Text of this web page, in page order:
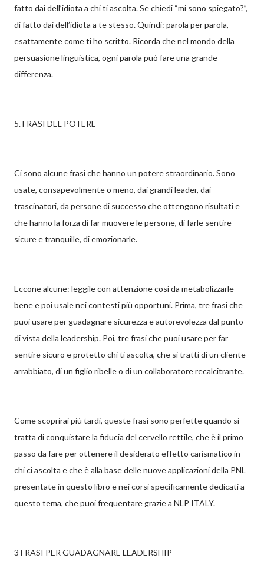
fatto dai dell’idiota a chi ti ascolta. Se chiedi “mi sono spiegato?”,
di fatto dai dell’idiota a te stesso. Quindi: parola per parola,
esattamente come ti ho scritto. Ricorda che nel mondo della
persuasione linguistica, ogni parola può fare una grande
differenza.
5. FRASI DEL POTERE
Ci sono alcune frasi che hanno un potere straordinario. Sono
usate, consapevolmente o meno, dai grandi leader, dai
trascinatori, da persone di successo che ottengono risultati e
che hanno la forza di far muovere le persone, di farle sentire
sicure e tranquille, di emozionarle.
Eccone alcune: leggile con attenzione così da metabolizzarle
bene e poi usale nei contesti più opportuni. Prima, tre frasi che
puoi usare per guadagnare sicurezza e autorevolezza dal punto
di vista della leadership. Poi, tre frasi che puoi usare per far
sentire sicuro e protetto chi ti ascolta, che si tratti di un cliente
arrabbiato, di un figlio ribelle o di un collaboratore recalcitrante.
Come scoprirai più tardi, queste frasi sono perfette quando si
tratta di conquistare la fiducia del cervello rettile, che è il primo
passo da fare per ottenere il desiderato effetto carismatico in
chi ci ascolta e che è alla base delle nuove applicazioni della PNL
presentate in questo libro e nei corsi specificamente dedicati a
questo tema, che puoi frequentare grazie a NLP ITALY.
3 FRASI PER GUADAGNARE LEADERSHIP